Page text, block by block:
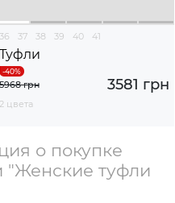
36 37 38 39 40 41
Туфли
3581 грн
грн
2 цвета
о покупке
"Женские туфли